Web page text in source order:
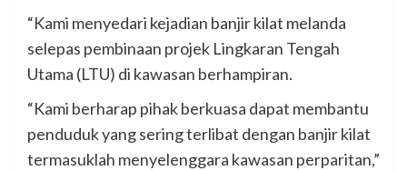
“Kami menyedari kejadian banjir kilat melanda
selepas pembinaan projek Lingkaran Tengah
Utama (LTU) di kawasan berhampiran.
“Kami berharap pihak berkuasa dapat membantu
penduduk yang sering terlibat dengan banjir kilat
termasuklah menyelenggara kawasan perparitan,”